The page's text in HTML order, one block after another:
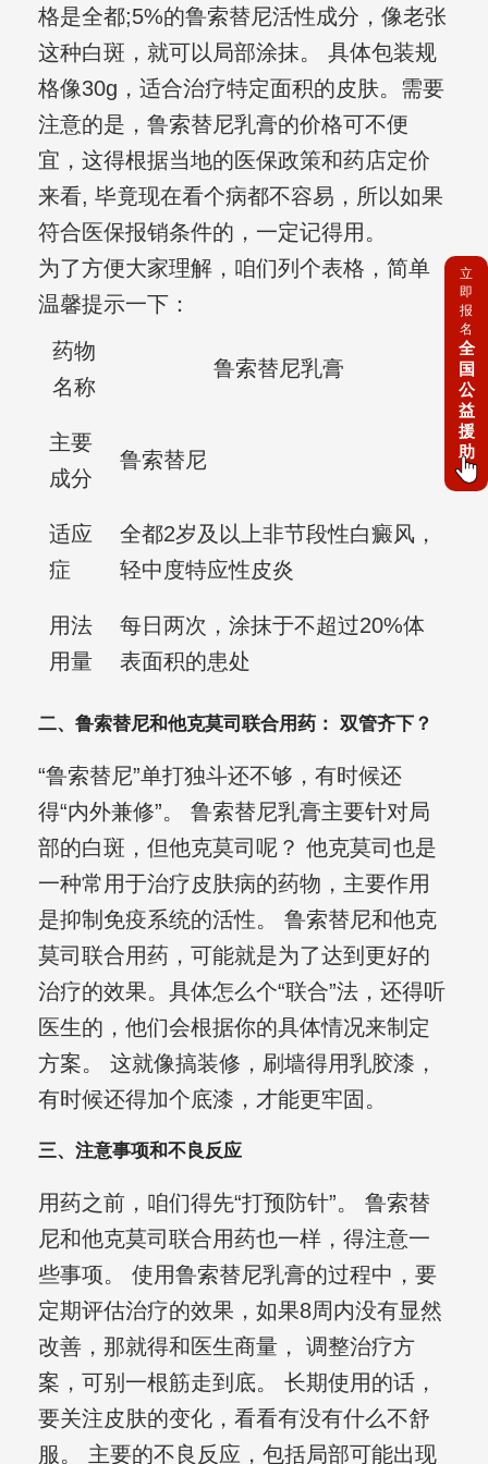
格是全都;5%的鲁索替尼活性成分，像老张
这种白斑，就可以局部涂抹。 具体包装规
格像30g，适合治疗特定面积的皮肤。需要
注意的是，鲁索替尼乳膏的价格可不便
宜，这得根据当地的医保政策和药店定价
来看, 毕竟现在看个病都不容易，所以如果
符合医保报销条件的，一定记得用。
为了方便大家理解，咱们列个表格，简单
温馨提示一下：
药物
名称
鲁索替尼乳膏
主要
成分
鲁索替尼
适应
症
全都2岁及以上非节段性白癜风，
轻中度特应性皮炎
用法
用量
每日两次，涂抹于不超过20%体
表面积的患处
二、鲁索替尼和他克莫司联合用药： 双管齐下？
“鲁索替尼”单打独斗还不够，有时候还
得“内外兼修”。 鲁索替尼乳膏主要针对局
部的白斑，但他克莫司呢？ 他克莫司也是
一种常用于治疗皮肤病的药物，主要作用
是抑制免疫系统的活性。 鲁索替尼和他克
莫司联合用药，可能就是为了达到更好的
治疗的效果。具体怎么个“联合”法，还得听
医生的，他们会根据你的具体情况来制定
方案。 这就像搞装修，刷墙得用乳胶漆，
有时候还得加个底漆，才能更牢固。
三、注意事项和不良反应
用药之前，咱们得先“打预防针”。 鲁索替
尼和他克莫司联合用药也一样，得注意一
些事项。 使用鲁索替尼乳膏的过程中，要
定期评估治疗的效果，如果8周内没有显然
改善，那就得和医生商量， 调整治疗方
案，可别一根筋走到底。 长期使用的话，
要关注皮肤的变化，看看有没有什么不舒
服。 主要的不良反应，包括局部可能出现
立
即
报
名
全
国
公
益
援
助